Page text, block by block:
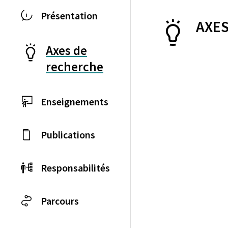
Présentation
Axes de
recherche
Enseignements
Publications
Responsabilités
Parcours